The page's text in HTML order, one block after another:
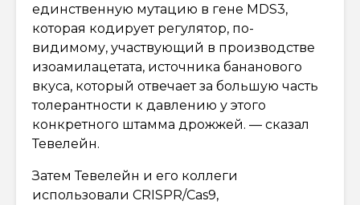
единственную мутацию в гене MDS3,
которая кодирует регулятор, по-
видимому, участвующий в производстве
изоамилацетата, источника бананового
вкуса, который отвечает за большую часть
толерантности к давлению у этого
конкретного штамма дрожжей. — сказал
Тевелейн.
Затем Тевелейн и его коллеги
использовали CRISPR/Cas9,